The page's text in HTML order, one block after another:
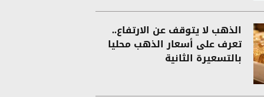
الذهب لا يتوقف عن الارتفاع..
تعرف على أسعار الذهب محليا
بالتسعيرة الثانية